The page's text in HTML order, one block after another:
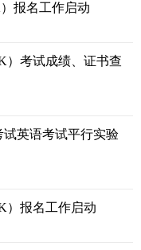
报名工作启动
考试成绩、 证书查
试英语考试平行实验
）报名工作启动